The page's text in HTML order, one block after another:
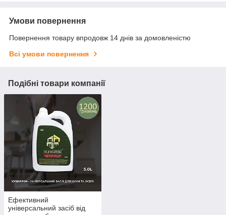
Умови повернення
Повернення товару впродовж 14 днів за домовленістю
Всі умови повернення
Подібні товари компанії
Ефективний
універсальний засіб від